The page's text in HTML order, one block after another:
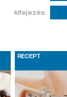
kifejezés:
RECEPT